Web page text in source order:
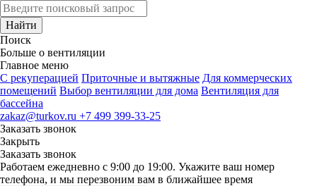
Найти
Поиск
Больше о вентиляции
Главное меню
C рекуперацией Приточные и вытяжные Для коммерческих
помещений Выбор вентиляции для дома Вентиляция для
бассейна
zakaz@turkov.ru +7 499 399-33-25
Заказать звонок
Закрыть
Заказать звонок
Работаем ежедневно с 9:00 до 19:00. Укажите ваш номер
телефона, и мы перезвоним вам в ближайшее время